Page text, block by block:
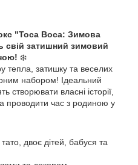
"Toca Boca: Зимова
свій затишний зимовий
❄️
тепла, затишку та веселих
набором! Ідеальний
створювати власні історії,
проводити час з родиною у
двоє дітей, бабуся та